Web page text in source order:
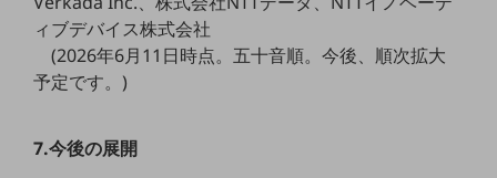
ネットワーク
モバイル・音声
バックオフィス
リモート・ハイブリッドワーク
ィブデバイス株式会社
(2026年6月11日時点。五十音順。今後、順次拡大
予定です。)
7.今後の展開